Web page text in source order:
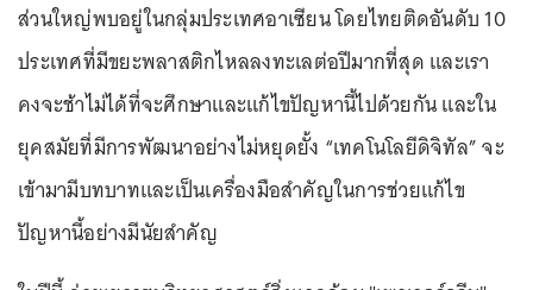
ส่วนใหญ่พบอยู่ในกลุ่มประเทศอาเซียน โดยไทยติดอันดับ 10
ประเทศที่มีขยะพลาสติกไหลลงทะเลต่อปีมากที่สุด และเรา
คงจะช้าไม่ได้ที่จะศึกษาและแก้ไขปัญหานี้ไปด้วยกัน และใน
ยุคสมัยที่มีการพัฒนาอย่างไม่หยุดยั้ง “เทคโนโลยีดิจิทัล” จะ
เข้ามามีบทบาทและเป็นเครื่องมือสำคัญในการช่วยแก้ไข
ปัญหานี้อย่างมีนัยสำคัญ